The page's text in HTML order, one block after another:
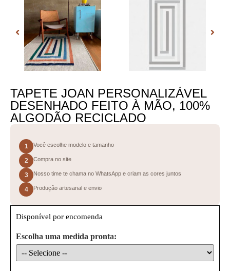
TAPETE JOAN PERSONALIZÁVEL
DESENHADO FEITO À MÃO, 100%
ALGODÃO RECICLADO
1 Você escolhe modelo e tamanho
2 Compra no site
3 Nosso time te chama no WhatsApp e criam as cores juntos
4 Produção artesanal e envio
Disponível por encomenda
Escolha uma medida pronta: